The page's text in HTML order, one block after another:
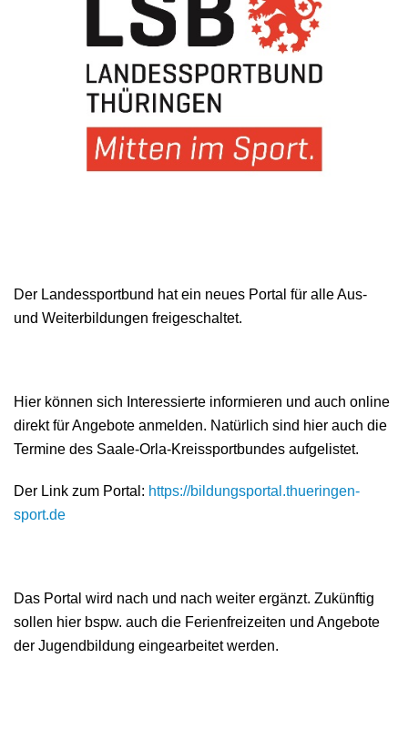
Der Landessportbund hat ein neues Portal für alle Aus-
und Weiterbildungen freigeschaltet.
Hier können sich Interessierte informieren und auch online
direkt für Angebote anmelden. Natürlich sind hier auch die
Termine des Saale-Orla-Kreissportbundes aufgelistet.
Der Link zum Portal: https://bildungsportal.thueringen-
sport.de
Das Portal wird nach und nach weiter ergänzt. Zukünftig
sollen hier bspw. auch die Ferienfreizeiten und Angebote
der Jugendbildung eingearbeitet werden.